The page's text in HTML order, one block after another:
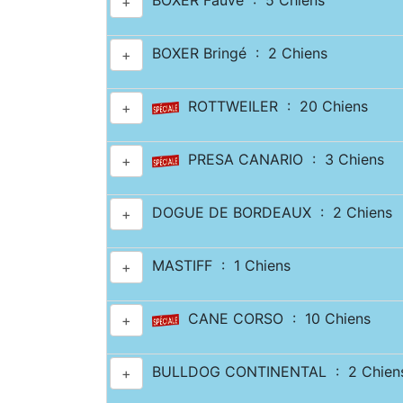
+ BOXER Bringé : 2 Chiens
+ ROTTWEILER : 20 Chiens
+ PRESA CANARIO : 3 Chiens
+ DOGUE DE BORDEAUX : 2 Chiens
+ MASTIFF : 1 Chiens
+ CANE CORSO : 10 Chiens
+ BULLDOG CONTINENTAL : 2